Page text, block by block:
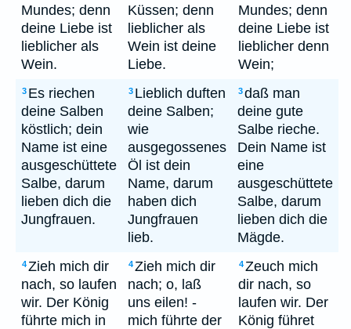
Mundes; denn
deine Liebe ist
lieblicher als
Wein.
Küssen; denn
lieblicher als
Wein ist deine
Liebe.
Mundes; denn
deine Liebe ist
lieblicher denn
Wein;
3 Es riechen
deine Salben
köstlich; dein
Name ist eine
ausgeschüttete
Salbe, darum
lieben dich die
Jungfrauen.
3 Lieblich duften
deine Salben;
wie
ausgegossenes
Öl ist dein
Name, darum
haben dich
Jungfrauen
lieb.
3daß man
deine gute
Salbe rieche.
Dein Name ist
eine
ausgeschüttete
Salbe, darum
lieben dich die
Mägde.
4Zieh mich dir
nach, so laufen
wir. Der König
führte mich in
4Zieh mich dir
nach; o, laß
uns eilen! -
mich führte der
4Zeuch mich
dir nach, so
laufen wir. Der
König führet